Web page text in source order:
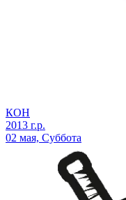
КОН
2013 г.р.
02 мая, Суббота